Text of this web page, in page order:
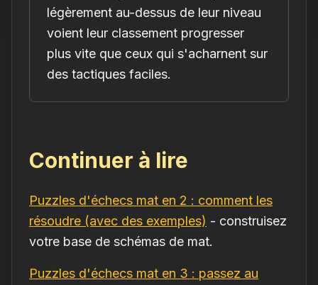
légèrement au-dessus de leur niveau
voient leur classement progresser
plus vite que ceux qui s'acharnent sur
des tactiques faciles.
Continuer à lire
Puzzles d'échecs mat en 2 : comment les
résoudre (avec des exemples) - construisez
votre base de schémas de mat.
Puzzles d'échecs mat en 3 : passez au